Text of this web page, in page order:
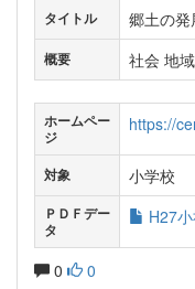
タイトル 郷土の
概要 社会 地
ホームペー
ジ
https://
対象 小学校
ＰＤＦデー
タ
H27
0 0